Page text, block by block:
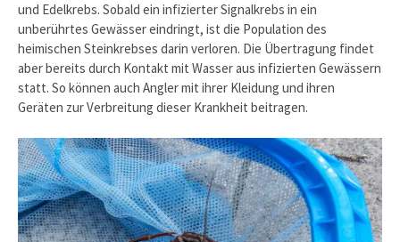
und Edelkrebs. Sobald ein infizierter Signalkrebs in ein
unberührtes Gewässer eindringt, ist die Population des
heimischen Steinkrebses darin verloren. Die Übertragung findet
aber bereits durch Kontakt mit Wasser aus infizierten Gewässern
statt. So können auch Angler mit ihrer Kleidung und ihren
Geräten zur Verbreitung dieser Krankheit beitragen.